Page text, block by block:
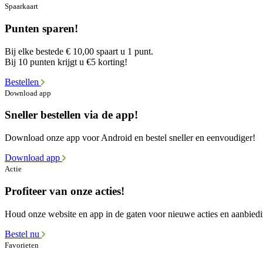
Spaarkaart
Punten sparen!
Bij elke bestede € 10,00 spaart u 1 punt.
Bij 10 punten krijgt u €5 korting!
Bestellen
Download app
Sneller bestellen via de app!
Download onze app voor Android en bestel sneller en eenvoudiger!
Download app
Actie
Profiteer van onze acties!
Houd onze website en app in de gaten voor nieuwe acties en
Bestel nu
Favorieten